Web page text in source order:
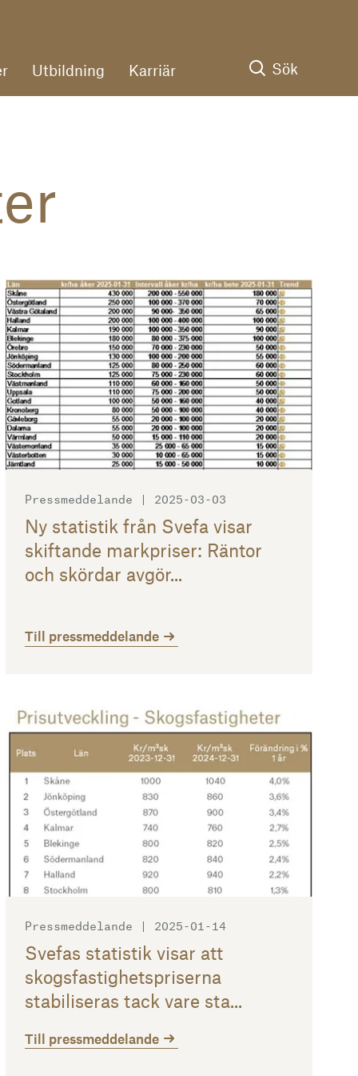
Utbildning Karriär Sök
Pressmeddelande | 2025-03-03
Ny statistik från Svefa visar
skiftande markpriser: Räntor
och skördar avgör...
Till pressmeddelande
Till pressmeddelande
Pressmeddelande | 2025-01-14
Svefas statistik visar att
skogsfastighetspriserna
stabiliseras tack vare sta...
Till pressmeddelande
Till pressmeddelande